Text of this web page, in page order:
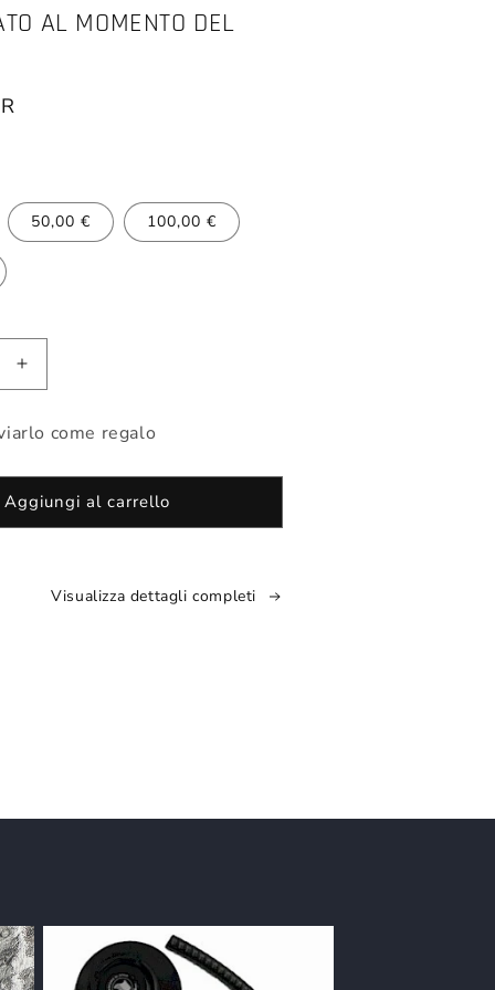
AL MOMENTO DEL
50,00 € 100,00 €
Aumenta
quantità
Buono
Sub
-
come regalo
Aggiungi al carrello
Visualizza dettagli completi